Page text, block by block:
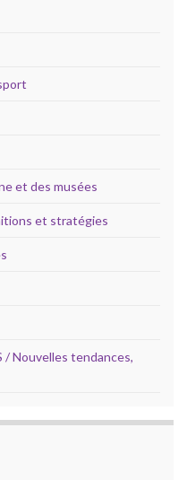
et des musées
et stratégies
/ Nouvelles tendances,